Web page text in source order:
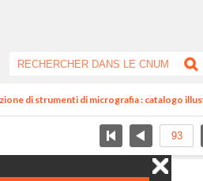
di strumenti di micrografia : catalogo